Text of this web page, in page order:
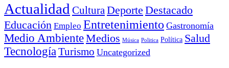
Actualidad CulturaDeporte Destacado
Educación Empleo Entretenimiento Gastronomía
Medio AmbienteMedios Música Politica Política Salud
TecnologíaTurismo Uncategorized